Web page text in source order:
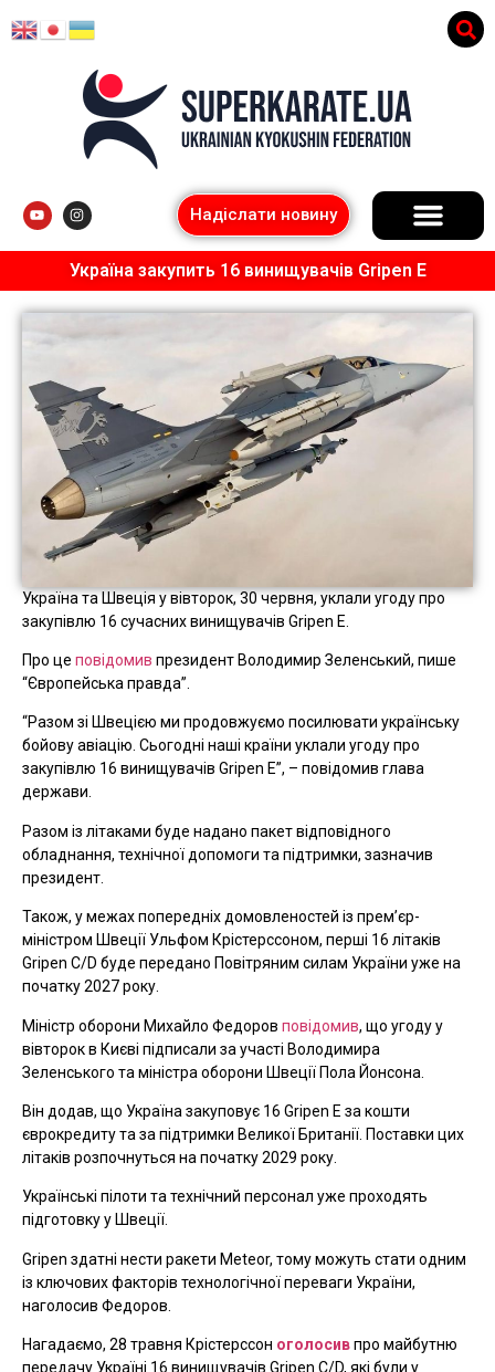
Надіслати новину
Україна закупить 16 винищувачів Gripen E
Україна та Швеція у вівторок, 30 червня, уклали угоду про
закупівлю 16 сучасних винищувачів Gripen E.
Про це повідомив президент Володимир Зеленський, пише
“Європейська правда”.
“Разом зі Швецією ми продовжуємо посилювати українську
бойову авіацію. Сьогодні наші країни уклали угоду про
закупівлю 16 винищувачів Gripen E”, – повідомив глава
держави.
Разом із літаками буде надано пакет відповідного
обладнання, технічної допомоги та підтримки, зазначив
президент.
Також, у межах попередніх домовленостей із прем’єр-
міністром Швеції Ульфом Крістерссоном, перші 16 літаків
Gripen C/D буде передано Повітряним силам України уже на
початку 2027 року.
Міністр оборони Михайло Федоров повідомив, що угоду у
вівторок в Києві підписали за участі Володимира
Зеленського та міністра оборони Швеції Пола Йонсона.
Він додав, що Україна закуповує 16 Gripen E за кошти
єврокредиту та за підтримки Великої Британії. Поставки цих
літаків розпочнуться на початку 2029 року.
Українські пілоти та технічний персонал уже проходять
підготовку у Швеції.
Gripen здатні нести ракети Meteor, тому можуть стати одним
із ключових факторів технологічної переваги України,
наголосив Федоров.
Нагадаємо, 28 травня Крістерссон оголосивпро майбутню
передачу Україні 16 винищувачів Gripen C/D, які були у